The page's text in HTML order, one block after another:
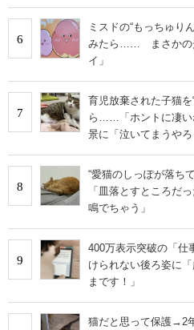
6
ミスドの“もっちゅり
みたら…… まさかの
イ」
7
育児放棄された子猫を
ら……「ホントに凄い
景に「泣いてまうやろ
8
“愛猫のしっぽが落
「皿落とすところだ
鳴でちゃう」
9
400万表示突破の「
けられない後ろ姿に
まです！」
猫だと思って保護→2